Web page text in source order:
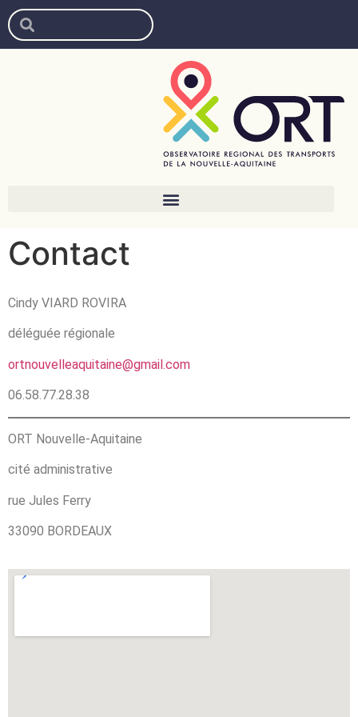
Contact
Cindy VIARD ROVIRA
déléguée régionale
ortnouvelleaquitaine@gmail.com
06.58.77.28.38
ORT Nouvelle-Aquitaine
cité administrative
rue Jules Ferry
33090 BORDEAUX